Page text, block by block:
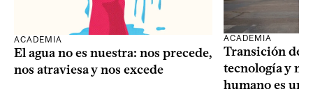
ACADEMIA
El agua no es nuestra: nos precede,
nos atraviesa y nos excede
ACADEMIA
Transición
tecnología y
humano es